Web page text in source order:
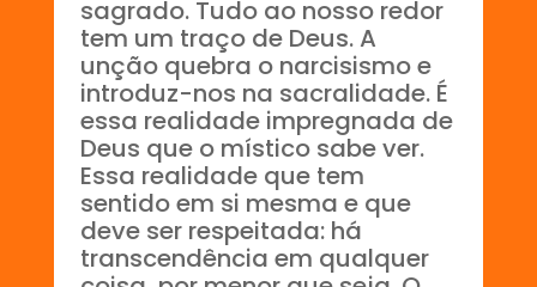
sagrado. Tudo ao nosso redor
tem um traço de Deus. A
unção quebra o narcisismo e
introduz-nos na sacralidade. É
essa realidade impregnada de
Deus que o místico sabe ver.
Essa realidade que tem
sentido em si mesma e que
deve ser respeitada: há
transcendência em qualquer